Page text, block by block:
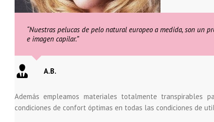
“Nuestras pelucas de pelo natural europeo a medida, son un
e imagen capilar.”
A.B.
Además empleamos materiales totalmente transpirables
condiciones de confort óptimas en todas las condiciones de